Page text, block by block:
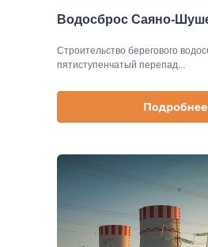
Водосброс Саяно-
Cтроительство берегового
пятиступенчатый перепад...